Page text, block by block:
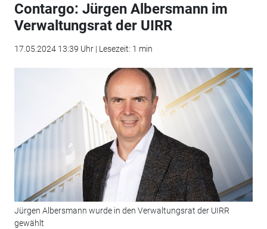
Contargo: Jürgen Albersmann im
Verwaltungsrat der UIRR
17.05.2024 13:39 Uhr | Lesezeit: 1 min
Jürgen Albersmann wurde in den Verwaltungsrat der UIRR
gewählt